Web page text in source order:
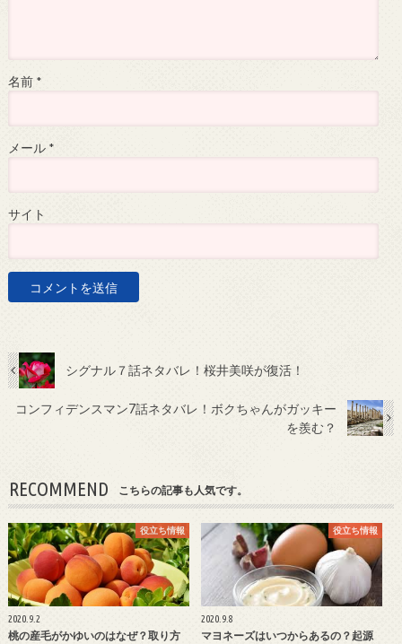
名前 *
メール *
サイト
シグナル７話ネタバレ！桜井美咲が復活！
コンフィデンスマン7話ネタバレ！ボクちゃんがガッキー
を羨む？
RECOMMEND こちらの記事も人気です。
役立ち情報
2020.9.2
桃の産毛がかゆいのはなぜ？取り方
役立ち情報
2020.9.8
マヨネーズはいつからあるの？起源